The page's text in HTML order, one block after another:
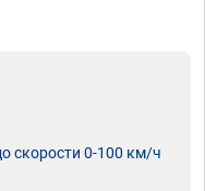
скорости 0-100 км/ч